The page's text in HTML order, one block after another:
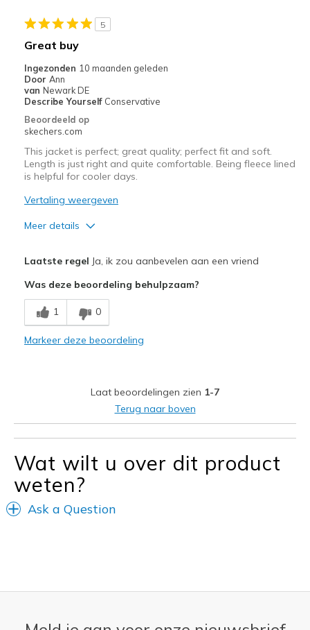
Casual Wear
Width
Sizing
Feels true to size
5
Great buy
Ingezonden 10 maanden geleden
Door Ann
van Newark DE
Describe Yourself Conservative
Beoordeeld op
skechers.com
This jacket is perfect; great quality; perfect fit and soft.
Length is just right and quite comfortable. Being fleece lined
is helpful for cooler days.
Vertaling weergeven
Meer details
Breathe Well
Comfortable
Beste toepassingen
Casual Wear
Travel
Width
Sizing
Laatste regel Ja, ik zou aanbevelen aan een vriend
Was deze beoordeling behulpzaam?
1 0
Markeer deze beoordeling
Laat beoordelingen zien 1-7
Terug naar boven
Wat wilt u over dit product
weten?
Ask a Question